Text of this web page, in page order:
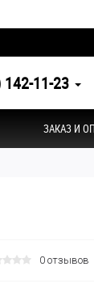
11-23
ЗАКАЗ И
0 отзывов